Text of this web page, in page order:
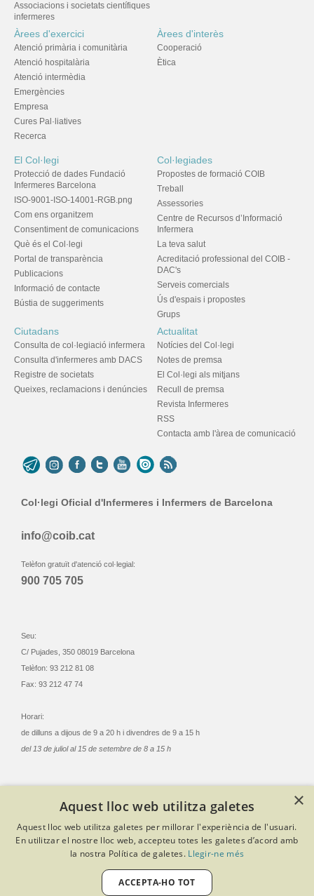
Associacions i societats científiques
infermeres
Àrees d'exercici
Atenció primària i comunitària
Atenció hospitalària
Atenció intermèdia
Emergències
Empresa
Cures Pal·liatives
Recerca
Àrees d'interès
Cooperació
Ètica
El Col·legi
Protecció de dades Fundació
Infermeres Barcelona
ISO-9001-ISO-14001-RGB.png
Com ens organitzem
Consentiment de comunicacions
Què és el Col·legi
Portal de transparència
Publicacions
Informació de contacte
Bústia de suggeriments
Col·legiades
Propostes de formació COIB
Treball
Assessories
Centre de Recursos d’Informació
Infermera
La teva salut
Acreditació professional del COIB -
DAC's
Serveis comercials
Ús d'espais i propostes
Grups
Ciutadans
Consulta de col·legiació infermera
Consulta d'infermeres amb DACS
Registre de societats
Queixes, reclamacions i denúncies
Actualitat
Notícies del Col·legi
Notes de premsa
El Col·legi als mitjans
Recull de premsa
Revista Infermeres
RSS
Contacta amb l'àrea de comunicació
Col·legi Oficial d'Infermeres i Infermers de Barcelona
info@coib.cat
Telèfon gratuït d'atenció col·legial:
900 705 705
Seu:
C/ Pujades, 350 08019 Barcelona
Telèfon: 93 212 81 08
Fax: 93 212 47 74
Horari:
de dilluns a dijous de 9 a 20 h i divendres de 9 a 15 h
del 13 de juliol al 15 de setembre de 8 a 15 h
© Col·legi Oficial Infermeres i Infermers de Barcelona
Criteris de privacitat
Política de cookies
Avís legal
Política de protecció de dades
Política de qualitat
Desenvolupat amb Softeng Portal Builder
×
Aquest lloc web utilitza galetes
Aquest lloc web utilitza galetes per millorar l'experiència de l'usuari.
En utilitzar el nostre lloc web, accepteu totes les galetes d’acord amb
la nostra Política de galetes. Llegir-ne més
ACCEPTA-HO TOT